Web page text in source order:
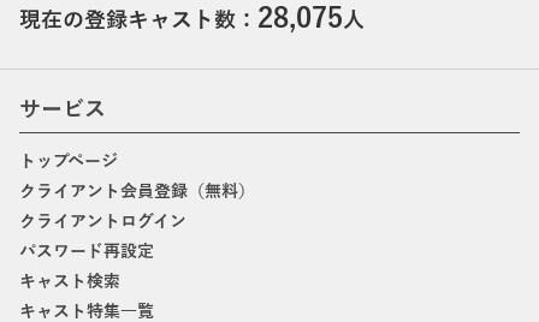
現在の登録キャスト数： 28,075人
サービス
トップページ
クライアント会員登録（無料）
クライアントログイン
パスワード再設定
キャスト検索
キャスト特集一覧